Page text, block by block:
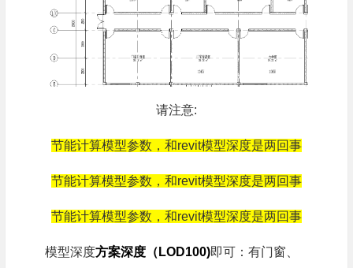
请注意:
节能计算模型参数，和revit模型深度是两回事
节能计算模型参数，和revit模型深度是两回事
节能计算模型参数，和revit模型深度是两回事
模型深度方案深度（LOD100)即可：有门窗、